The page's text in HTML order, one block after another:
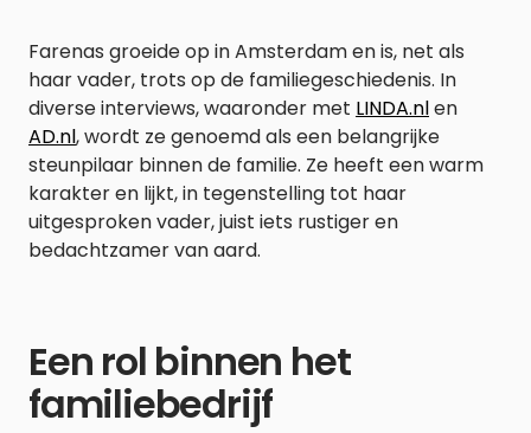
Farenas groeide op in Amsterdam en is, net als
haar vader, trots op de familiegeschiedenis. In
diverse interviews, waaronder met LINDA.nlen
AD.nl, wordt ze genoemd als een belangrijke
steunpilaar binnen de familie. Ze heeft een warm
karakter en lijkt, in tegenstelling tot haar
uitgesproken vader, juist iets rustiger en
bedachtzamer van aard.
Een rol binnen het
familiebedrijf